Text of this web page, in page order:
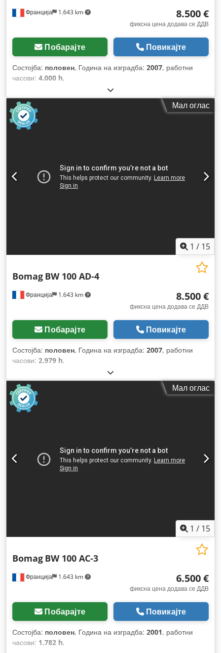
Франција 1.643 km 8.500 €
фиксна цена додава се ДДВ
Побарајте Повикајте
Состојба: половен, Година на изградба: 2007, работни
часови: 4.000 h,
Мал оглас
1 / 15
Франција 1.643 km
Bomag BW 100 AD-4
8.500 €
фиксна цена додава се ДДВ
Побарајте Повикајте
Состојба: половен, Година на изградба: 2007, работни
часови: 2.979 h,
Мал оглас
1 / 15
Франција 1.643 km
Bomag BW 100 AC-3
6.500 €
фиксна цена додава се ДДВ
Побарајте Повикајте
Состојба: половен, Година на изградба: 2001, работни
часови: 1.782 h,